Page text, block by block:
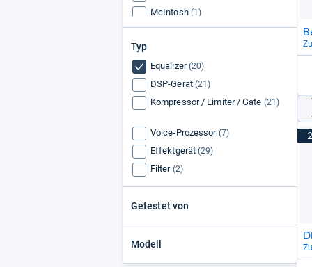
McIntosh (1)
Aphex (1)
Tomo Audiolabs
Typ
Equalizer (20)
DSP-Gerät (21)
Kompressor / Limiter / Gate (21)
Voice-Prozessor (7)
Effektgerät (29)
Filter (2)
Getestet von
Modell